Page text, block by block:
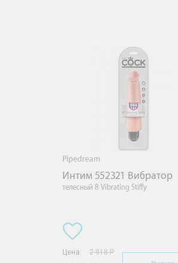
Pipedream
Интим 552321 Вибратор
телесный 8 Vibrating Stiffy
Цена: 2 918 Р